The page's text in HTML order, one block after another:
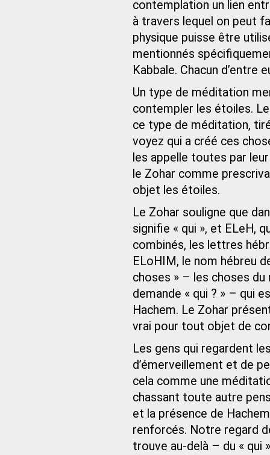
contemplation un lien
à travers lequel on peut
physique puisse être
mentionnés
Kabbale. Chacun d’entre
Un type de méditation
contempler les étoiles.
ce type de méditation,
voyez qui a créé ces
les appelle toutes par
le Zohar comme
objet les étoiles.
Le Zohar souligne que
signifie « qui », et ELeH,
combinés, les lettres
ELoHIM, le nom hébreu
choses » – les choses du
demande « qui ? » – qui
Hachem. Le Zohar
vrai pour tout objet de
Les gens qui regardent
d’émerveillement et de
cela comme une
chassant toute autre
et la présence de
renforcés. Notre regard
trouve au-delà – du « qui